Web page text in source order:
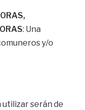
: Una
y/o
utilizar serán de